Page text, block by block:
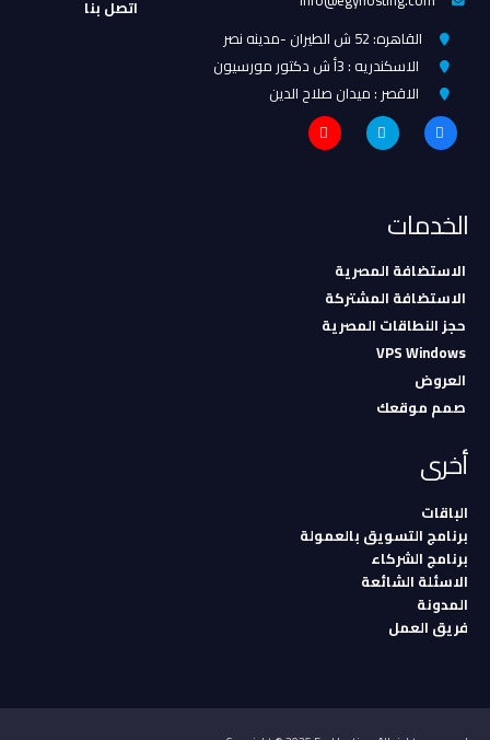
القاهره: 52 ش الطيران -مدينه نصر
الاسكندريه : 3أ ش دكتور مورسيون
الاقصر : ميدان صلاح الدين
اتصل بنا
الخدمات
الاستضافة المصرية
الاستضافة المشتركة
حجز النطاقات المصرية
VPS Windows
العروض
صمم موقعك
أخرى
الباقات
برنامج التسويق بالعمولة
برنامج الشركاء
الاسئلة الشائعة
المدونة
فريق العمل